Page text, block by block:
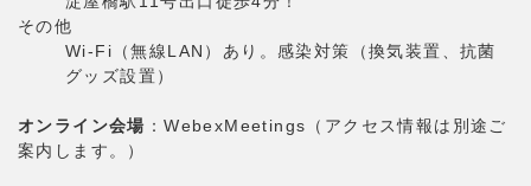
その他
Wi-Fi（無線LAN）あり。感染対策（換気装置、抗菌
グッズ設置）
オンライン会場 ：WebexMeetings（アクセス情報は別途ご
案内します。）